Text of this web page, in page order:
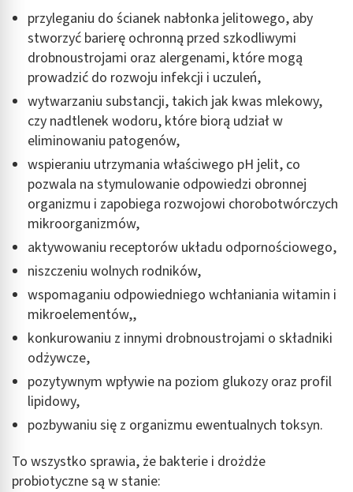
przyleganiu do ścianek nabłonka jelitowego, aby
stworzyć barierę ochronną przed szkodliwymi
drobnoustrojami oraz alergenami, które mogą
prowadzić do rozwoju infekcji i uczuleń,
wytwarzaniu substancji, takich jak kwas mlekowy,
czy nadtlenek wodoru, które biorą udział w
eliminowaniu patogenów,
wspieraniu utrzymania właściwego pH jelit, co
pozwala na stymulowanie odpowiedzi obronnej
organizmu i zapobiega rozwojowi chorobotwórczych
mikroorganizmów,
aktywowaniu receptorów układu odpornościowego,
niszczeniu wolnych rodników,
wspomaganiu odpowiedniego wchłaniania witamin i
mikroelementów,,
konkurowaniu z innymi drobnoustrojami o składniki
odżywcze,
pozytywnym wpływie na poziom glukozy oraz profil
lipidowy,
pozbywaniu się z organizmu ewentualnych toksyn.
To wszystko sprawia, że bakterie i drożdże
probiotyczne są w stanie: